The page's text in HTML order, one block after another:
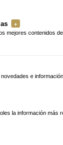
mejores contenidos
e
la información más